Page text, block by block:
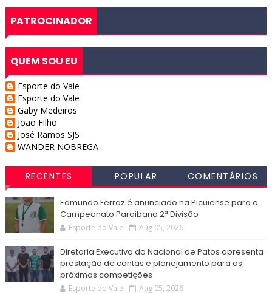
PATROCINADOR
QUEM SOU EU
Esporte do Vale
Esporte do Vale
Gaby Medeiros
Joao Filho
José Ramos SJS
WANDER NOBREGA
RECENTES POPULAR COMENTÁRIOS
Edmundo Ferraz é anunciado na Picuiense para o
Campeonato Paraibano 2ª Divisão
Esporte do Vale Aug 05, 2026
Diretoria Executiva do Nacional de Patos apresenta
prestação de contas e planejamento para as
próximas competições
Esporte do Vale Aug 05, 2026